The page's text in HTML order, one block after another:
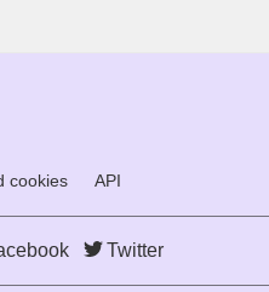
cookies API
Twitter